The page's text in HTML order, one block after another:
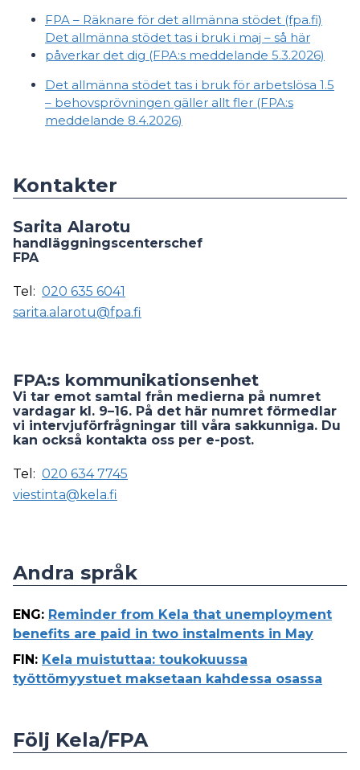
FPA – Räknare för det allmänna stödet (fpa.fi)
Det allmänna stödet tas i bruk i maj – så här
påverkar det dig (FPA:s meddelande 5.3.2026)
Det allmänna stödet tas i bruk för arbetslösa 1.5
– behovsprövningen gäller allt fler (FPA:s
meddelande 8.4.2026)
Kontakter
Sarita Alarotu
handläggningscenterschef
FPA
Tel: 020 635 6041
sarita.alarotu@fpa.fi
FPA:s kommunikationsenhet
Vi tar emot samtal från medierna på numret
vardagar kl. 9–16. På det här numret förmedlar
vi intervjuförfrågningar till våra sakkunniga. Du
kan också kontakta oss per e-post.
Tel: 020 634 7745
viestinta@kela.fi
Andra språk
ENG: Reminder from Kela that unemployment
benefits are paid in two instalments in May
FIN : Kela muistuttaa: toukokuussa
työttömyystuet maksetaan kahdessa osassa
Följ Kela/FPA